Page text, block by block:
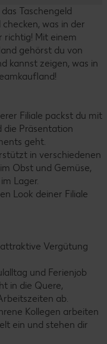
Taschengeld
was in der
richtig! Mit einem
gehörst du von
kannst zeigen, was in
Filiale packst du mit
die Präsentation
geht.
in verschiedenen
Obst und Gemüse,
Lager.
Look deiner Filiale
Vergütung
und Ferienjob
in die Quere,
ab.
Kollegen arbeiten
ein und stehen dir